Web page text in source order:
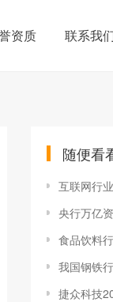
资质 联系我
随便看
互联网行业产业洞
央行万亿资金来
食品饮料
我国钢铁
捷众科技2025年